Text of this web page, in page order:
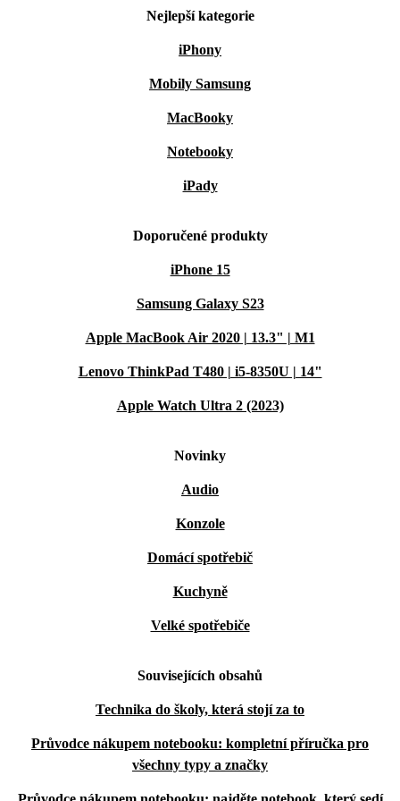
Nejlepší kategorie
iPhony
Mobily Samsung
MacBooky
Notebooky
iPady
Doporučené produkty
iPhone 15
Samsung Galaxy S23
Apple MacBook Air 2020 | 13.3" | M1
Lenovo ThinkPad T480 | i5-8350U | 14"
Apple Watch Ultra 2 (2023)
Novinky
Audio
Konzole
Domácí spotřebič
Kuchyně
Velké spotřebiče
Souvisejících obsahů
Technika do školy, která stojí za to
Průvodce nákupem notebooku: kompletní příručka pro
všechny typy a značky